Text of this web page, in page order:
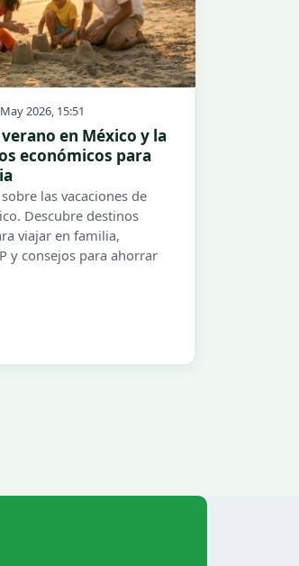
2026, 15:51
en México y la
económicos para
las vacaciones de
Descubre destinos
viajar en familia,
y consejos para ahorrar